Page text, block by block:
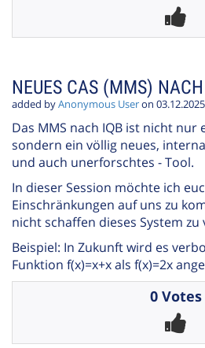
NEUES CAS (MMS)
added byAnonymous Useron 03.12.2025
Das MMS nach IQB ist nicht nur
sondern ein völlig neues,
und auch unerforschtes - Tool.
In dieser Session möchte ich
Einschränkungen auf uns zu
nicht schaffen dieses System
Beispiel: In Zukunft wird es
Funktion f(x)=x+x als f(x)=2x
0 Votes